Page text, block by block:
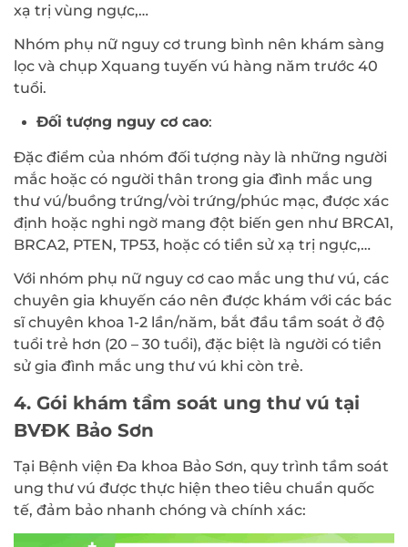
xạ trị vùng ngực,…
Nhóm phụ nữ nguy cơ trung bình nên khám sàng
lọc và chụp Xquang tuyến vú hàng năm trước 40
tuổi.
Đối tượng nguy cơ cao:
Đặc điểm của nhóm đối tượng này là những người
mắc hoặc có người thân trong gia đình mắc ung
thư vú/buồng trứng/vòi trứng/phúc mạc, được xác
định hoặc nghi ngờ mang đột biến gen như BRCA1,
BRCA2, PTEN, TP53, hoặc có tiền sử xạ trị ngực,…
Với nhóm phụ nữ nguy cơ cao mắc ung thư vú, các
chuyên gia khuyến cáo nên được khám với các bác
sĩ chuyên khoa 1-2 lần/năm, bắt đầu tầm soát ở độ
tuổi trẻ hơn (20 – 30 tuổi), đặc biệt là người có tiền
sử gia đình mắc ung thư vú khi còn trẻ.
4. Gói khám tầm soát ung thư vú tại
BVĐK Bảo Sơn
Tại Bệnh viện Đa khoa Bảo Sơn, quy trình tầm soát
ung thư vú được thực hiện theo tiêu chuẩn quốc
tế, đảm bảo nhanh chóng và chính xác: